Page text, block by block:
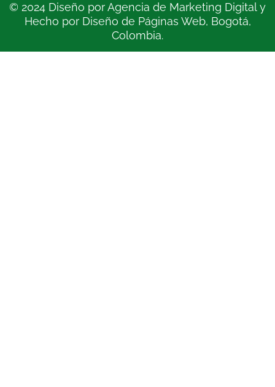
© 2024 Diseño porAgencia de Marketing Digitaly
Hecho por Diseño de Páginas Web, Bogotá,
Colombia.